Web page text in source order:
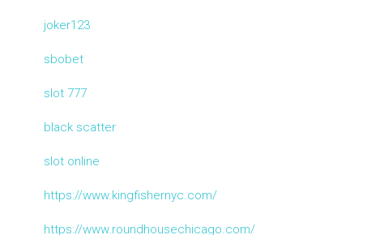
joker123
sbobet
slot 777
black scatter
slot online
https://www.kingfishernyc.com/
https://www.roundhousechicago.com/